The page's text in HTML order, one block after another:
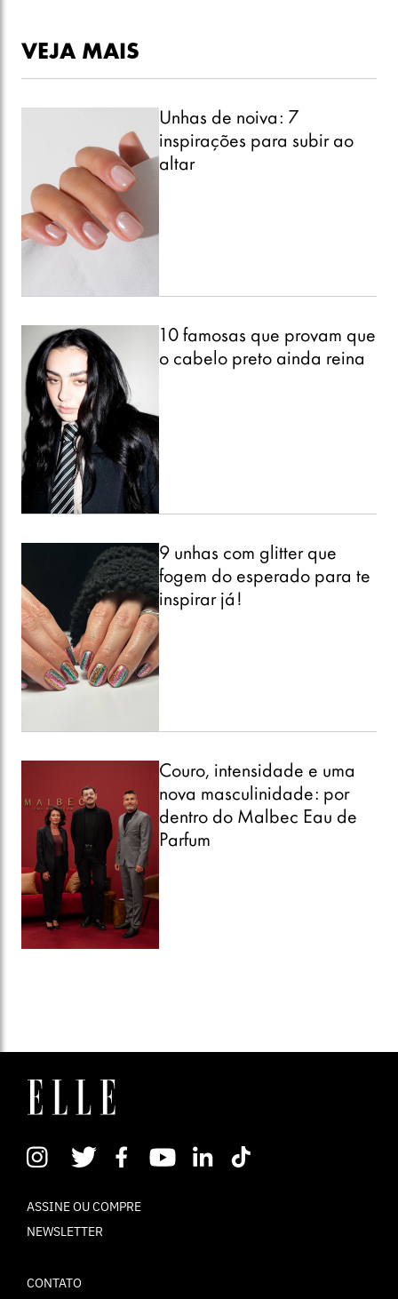
VEJA MAIS
Unhas de noiva: 7
inspirações para subir ao
altar
10 famosas que provam que
o cabelo preto ainda reina
9 unhas com glitter que
fogem do esperado para te
inspirar já!
Couro, intensidade e uma
nova masculinidade: por
dentro do Malbec Eau de
Parfum
ASSINE OU COMPRE
NEWSLETTER
CONTATO